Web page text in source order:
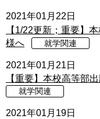
2021年01月22日
【1/22更新；重要】
様へ
就学関連
2021年01月21日
【重要】本校高等部
就学関連
2021年01月19日